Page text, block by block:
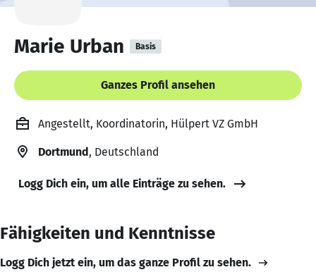
Marie Urban Basis
Ganzes Profil ansehen
Angestellt, Koordinatorin, Hülpert VZ GmbH
Dortmund, Deutschland
Logg Dich ein, um alle Einträge zu sehen.
Fähigkeiten und Kenntnisse
Logg Dich jetzt ein, um das ganze Profil zu sehen.